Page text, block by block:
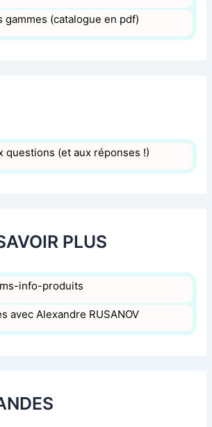
gammes (catalogue en pdf)
questions (et aux réponses !)
PLUS
info-produits
avec Alexandre RUSANOV